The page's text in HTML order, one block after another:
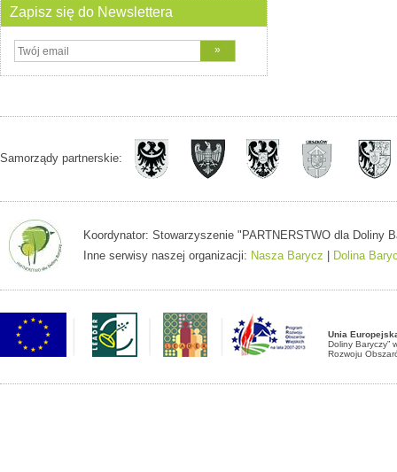
Zapisz się do Newslettera
Samorządy partnerskie:
Koordynator: Stowarzyszenie "PARTNERSTWO dla
Inne serwisy naszej organizacji: Nasza Barycz Dolina
Unia
Doliny Baryczy”
Rozwoju